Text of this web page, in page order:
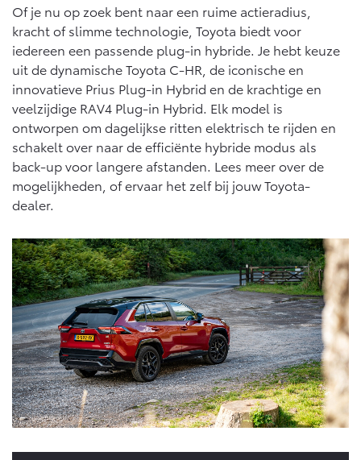
Of je nu op zoek bent naar een ruime actieradius,
kracht of slimme technologie, Toyota biedt voor
iedereen een passende plug-in hybride. Je hebt keuze
uit de dynamische Toyota C-HR, de iconische en
innovatieve Prius Plug-in Hybrid en de krachtige en
veelzijdige RAV4 Plug-in Hybrid. Elk model is
ontworpen om dagelijkse ritten elektrisch te rijden en
schakelt over naar de efficiënte hybride modus als
back-up voor langere afstanden. Lees meer over de
mogelijkheden, of ervaar het zelf bij jouw Toyota-
dealer.